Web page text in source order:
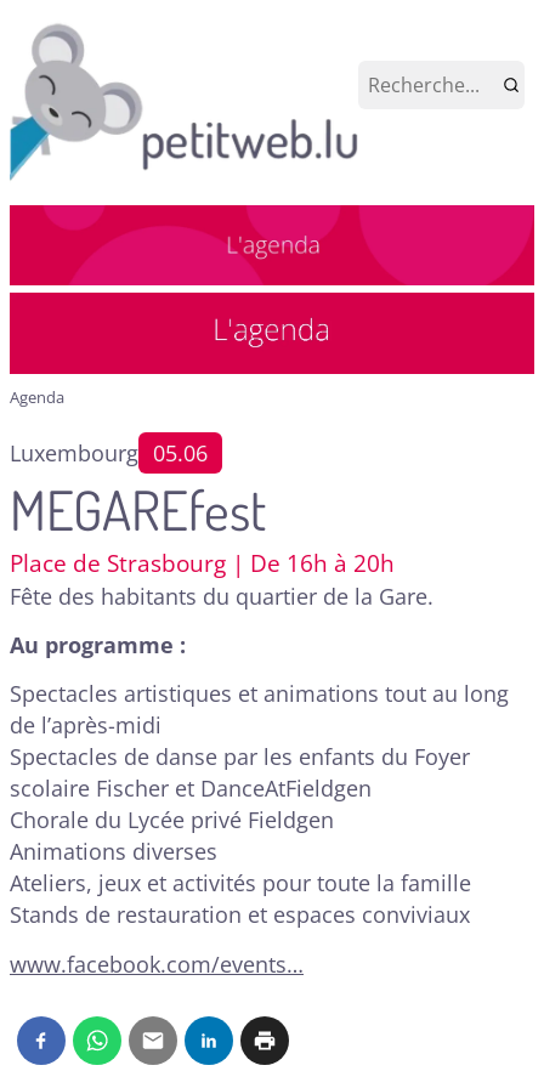
Agenda
Luxembourg 05.06
MEGAREfest
Place de Strasbourg | De 16h à 20h
Fête des habitants du quartier de la Gare.
Au programme :
Spectacles artistiques et animations tout au long
de l’après-midi
Spectacles de danse par les enfants du Foyer
scolaire Fischer et DanceAtFieldgen
Chorale du Lycée privé Fieldgen
Animations diverses
Ateliers, jeux et activités pour toute la famille
Stands de restauration et espaces conviviaux
www.facebook.com/events…